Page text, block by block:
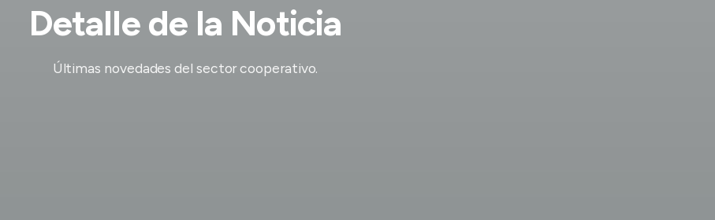
Detalle de la Noticia
Últimas novedades del sector cooperativo.